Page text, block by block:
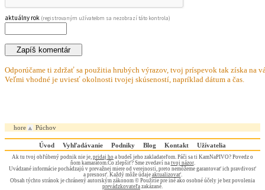
aktuálny rok (registrovaným užívateľom sa nezobrazí táto kontrola)
Odporúčame ti zdržať sa použitia hrubých výrazov, tvoj príspevok tak získa na
Veľmi vhodné je uviesť okolnosti tvojej skúseností, napríklad dátum a čas.
hore Púchov
Úvod Vyhľadávanie Podniky Blog Kontakt Užívatelia
Ak tu tvoj obľúbený podnik nie je, pridaj ho a budeš jeho zakladateľom. Páči sa ti KamNaPIVO? Povedz o
ňom kamarátom.Čo zlepšiť? Sme zvedaví na tvoj názor.
Uvádzané informácie pochádzajú v prevažnej miere od verejnosti, preto nemôžeme garantovať ich pravdivosť
a presnosť. Každý môže údaje aktualizovať.
Obsah týchto stránok je chránený autorským zákonom © Použitie pre iné ako osobné účely je bez povolenia
prevádzkovateľa zakázané.